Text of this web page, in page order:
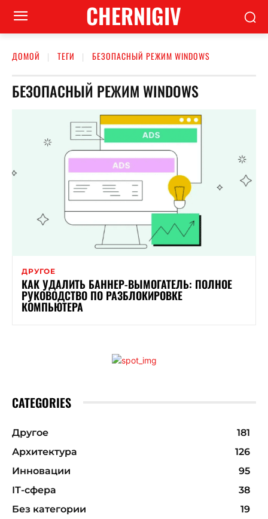
CHERNIGIV
ДОМОЙ ТЕГИ БЕЗОПАСНЫЙ РЕЖИМ WINDOWS
БЕЗОПАСНЫЙ РЕЖИМ WINDOWS
ДРУГОЕ
КАК УДАЛИТЬ БАННЕР-ВЫМОГАТЕЛЬ: ПОЛНОЕ
РУКОВОДСТВО ПО РАЗБЛОКИРОВКЕ
КОМПЬЮТЕРА
CATEGORIES
Другое
181
Архитектура
126
Инновации
95
ІТ-сфера
38
Без категории
19